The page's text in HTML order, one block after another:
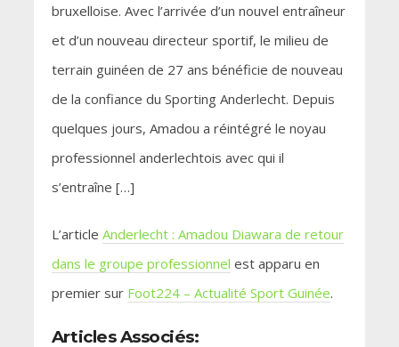
bruxelloise. Avec l’arrivée d’un nouvel entraîneur
et d’un nouveau directeur sportif, le milieu de
terrain guinéen de 27 ans bénéficie de nouveau
de la confiance du Sporting Anderlecht. Depuis
quelques jours, Amadou a réintégré le noyau
professionnel anderlechtois avec qui il
s’entraîne […]
L’article Anderlecht : Amadou Diawara de retour
dans le groupe professionnel est apparu en
premier sur Foot224 – Actualité Sport Guinée.
Articles Associés: